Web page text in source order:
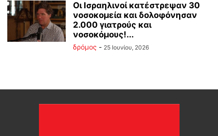
Οι Ισραηλινοί κατέστρεψαν 30
νοσοκομεία και δολοφόνησαν
2.000 γιατρούς και
νοσοκόμους!...
δρόμος - 25 Ιουνίου, 2026